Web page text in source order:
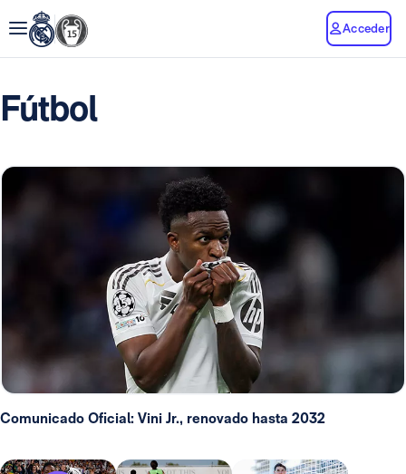
Acceder
Fútbol
Comunicado Oficial: Vini Jr., renovado hasta 2032